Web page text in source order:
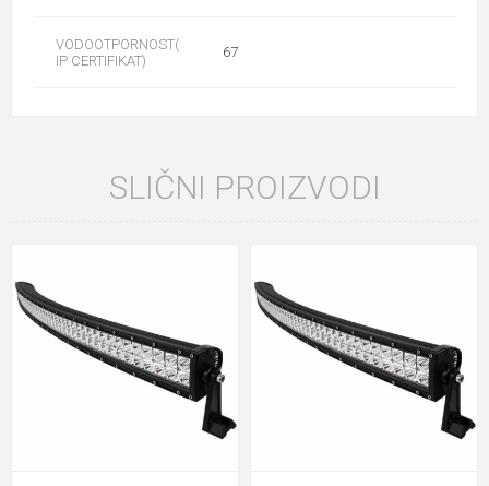
VODOOTPORNOST(
IP CERTIFIKAT)
67
SLIČNI PROIZVODI